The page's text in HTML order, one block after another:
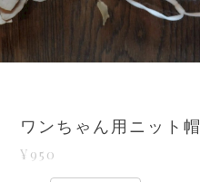
ワンちゃん用ニット帽
¥950